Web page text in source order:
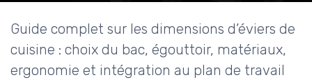
Guide complet sur les dimensions d’éviers de
cuisine : choix du bac, égouttoir, matériaux,
ergonomie et intégration au plan de travail